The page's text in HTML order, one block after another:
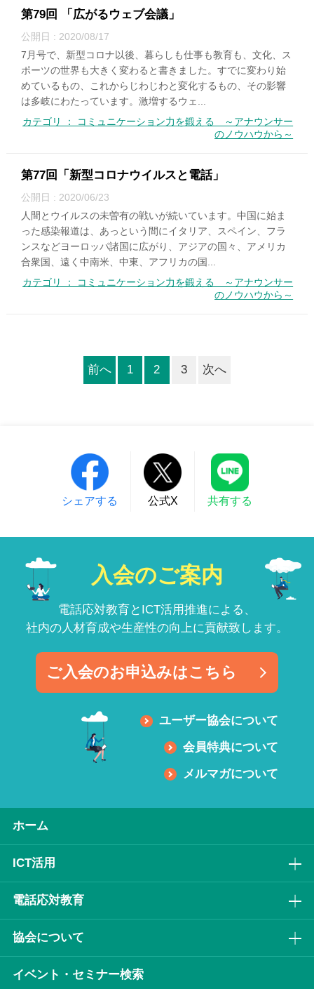
第79回 「広がるウェブ会議」
公開日 : 2020/08/17
7月号で、新型コロナ以後、暮らしも仕事も教育も、文化、ス
ポーツの世界も大きく変わると書きました。すでに変わり始
めているもの、これからじわじわと変化するもの、その影響
は多岐にわたっています。激増するウェ...
カテゴリ ： コミュニケーション力を鍛える ～アナウンサー
のノウハウから～
第77回「新型コロナウイルスと電話」
公開日 : 2020/06/23
人間とウイルスの未曽有の戦いが続いています。中国に始ま
った感染報道は、あっという間にイタリア、スペイン、フラ
ンスなどヨーロッパ諸国に広がり、アジアの国々、アメリカ
合衆国、遠く中南米、中東、アフリカの国...
カテゴリ ： コミュニケーション力を鍛える ～アナウンサー
のノウハウから～
前へ 1 2 3 次へ
シェアする 公式X 共有する
入会のご案内
電話応対教育とICT活用推進による、
社内の人材育成や生産性の向上に貢献致します。
ご入会のお申込みはこちら
ユーザー協会について
会員特典について
メルマガについて
ホーム
ICT活⽤
電話応対教育
協会について
イベント・セミナー検索